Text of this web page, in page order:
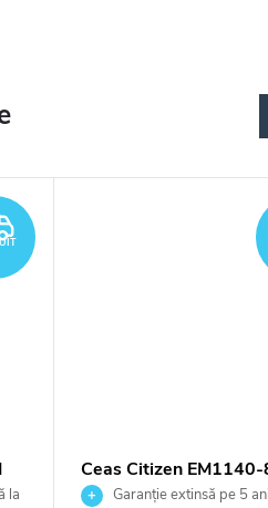
GRATUIT
la
Ceas Citizen
Garanție extinsă pe 5